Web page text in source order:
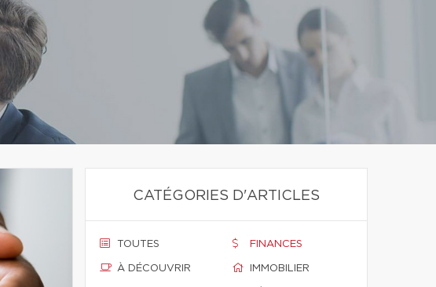
CATÉGORIES D'ARTICLES
TOUTES
À DÉCOUVRIR
FINANCES
IMMOBILIER